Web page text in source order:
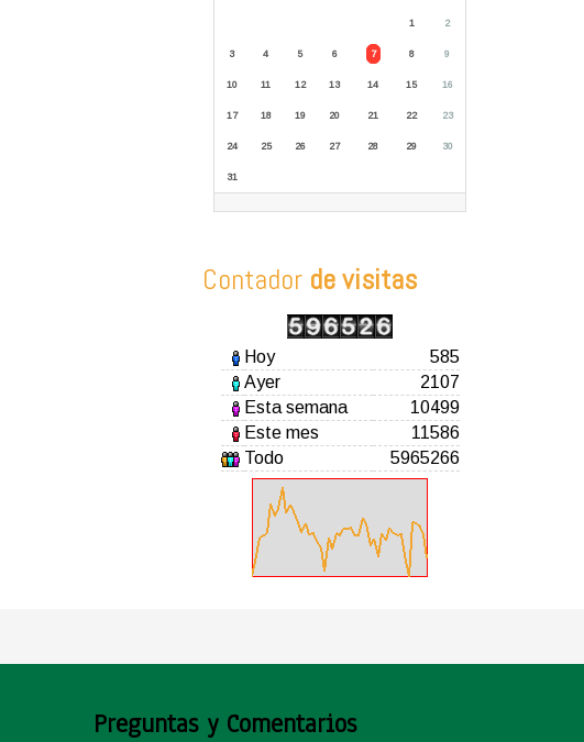
1 2
3 4 5 6 7 8 9
10 11 12 13 14 15 16
17 18 19 20 21 22 23
24 25 26 27 28 29 30
31
Contador de visitas
Hoy
585
Ayer
2107
Esta semana
10499
Este mes
11586
Todo
5965266
Preguntas y Comentarios